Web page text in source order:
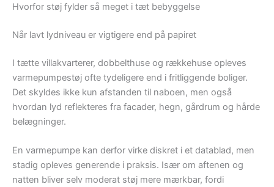
Hvorfor støj fylder så meget i tæt bebyggelse
Når lavt lydniveau er vigtigere end på papiret
I tætte villakvarterer, dobbelthuse og rækkehuse opleves
varmepumpestøj ofte tydeligere end i fritliggende boliger.
Det skyldes ikke kun afstanden til naboen, men også
hvordan lyd reflekteres fra facader, hegn, gårdrum og hårde
belægninger.
En varmepumpe kan derfor virke diskret i et datablad, men
stadig opleves generende i praksis. Især om aftenen og
natten bliver selv moderat støj mere mærkbar, fordi